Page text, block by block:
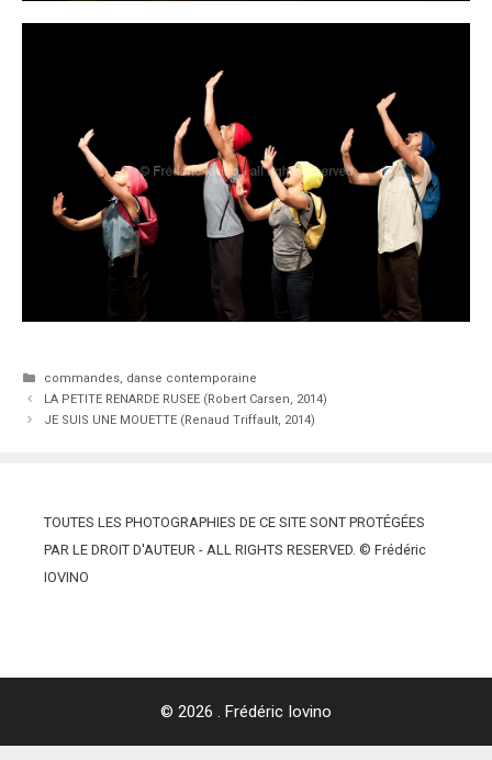
Catégories
commandes, danse contemporaine
LA PETITE RENARDE RUSEE (Robert Carsen, 2014)
JE SUIS UNE MOUETTE (Renaud Triffault, 2014)
TOUTES LES PHOTOGRAPHIES DE CE SITE SONT PROTÉGÉES
PAR LE DROIT D'AUTEUR - ALL RIGHTS RESERVED. © Frédéric
IOVINO
© 2026 . Frédéric Iovino